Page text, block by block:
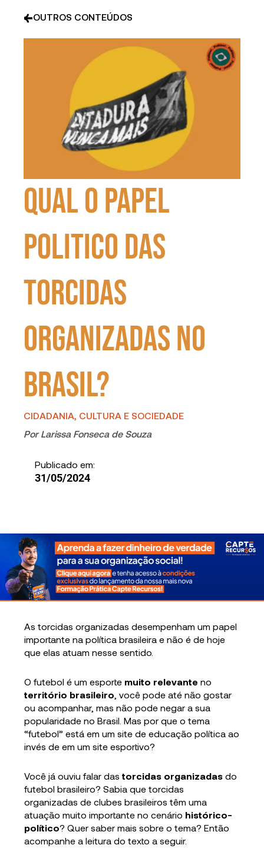
OUTROS CONTEÚDOS
Qual o papel
politico das
torcidas
organizadas no
Brasil?
CIDADANIA, CULTURA E SOCIEDADE
Por Larissa Fonseca de Souza
Publicado em:
31/05/2024
As torcidas organizadas desempenham um papel
importante na política brasileira e não é de hoje
que elas atuam nesse sentido.
O futebol é um esporte muito relevante no
território brasileiro , você pode até não gostar
ou acompanhar, mas não pode negar a sua
popularidade no Brasil. Mas por que o tema
“futebol” está em um site de educação política ao
invés de em um site esportivo?
Você já ouviu falar dastorcidas organizadas do
futebol brasileiro? Sabia que torcidas
organizadas de clubes brasileiros têm uma
atuação muito importante no cenário histórico-
político? Quer saber mais sobre o tema? Então
acompanhe a leitura do texto a seguir.